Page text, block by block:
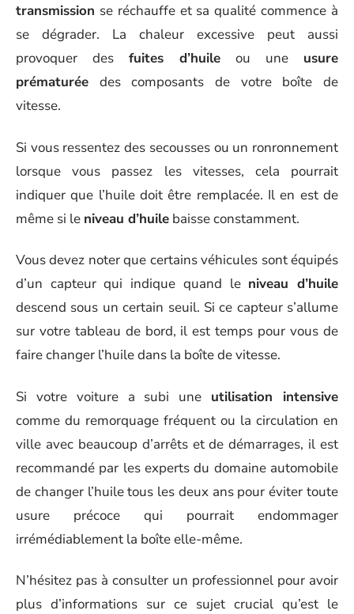
transmission se réchauffe et sa qualité commence à
se dégrader. La chaleur excessive peut aussi
provoquer des fuites d’huile ou une usure
prématurée des composants de votre boîte de
vitesse.
Si vous ressentez des secousses ou un ronronnement
lorsque vous passez les vitesses, cela pourrait
indiquer que l’huile doit être remplacée. Il en est de
même si le niveau d’huile baisse constamment.
Vous devez noter que certains véhicules sont équipés
d’un capteur qui indique quand le niveau d’huile
descend sous un certain seuil. Si ce capteur s’allume
sur votre tableau de bord, il est temps pour vous de
faire changer l’huile dans la boîte de vitesse.
Si votre voiture a subi une utilisation intensive
comme du remorquage fréquent ou la circulation en
ville avec beaucoup d’arrêts et de démarrages, il est
recommandé par les experts du domaine automobile
de changer l’huile tous les deux ans pour éviter toute
usure précoce qui pourrait endommager
irrémédiablement la boîte elle-même.
N’hésitez pas à consulter un professionnel pour avoir
plus d’informations sur ce sujet crucial qu’est le